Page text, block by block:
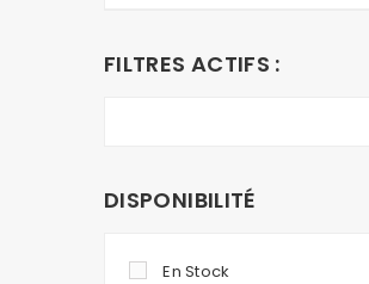
FILTRES ACTIFS :
DISPONIBILITÉ
En Stock